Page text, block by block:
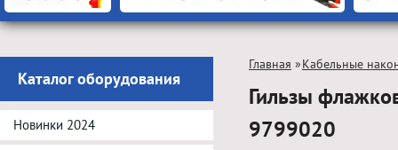
Каталог оборудования
Новинки 2024
Главная »Кабельные
Гильзы
9799020